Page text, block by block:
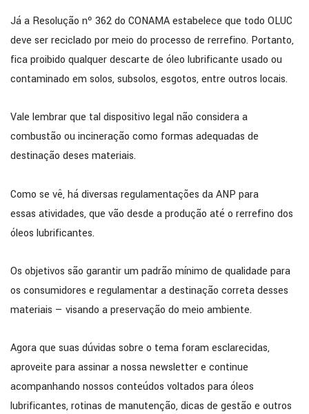
Já a Resolução nº 362 do CONAMA estabelece que todo OLUC
deve ser reciclado por meio do processo de rerrefino. Portanto,
fica proibido qualquer descarte de óleo lubrificante usado ou
contaminado em solos, subsolos, esgotos, entre outros locais.
Vale lembrar que tal dispositivo legal não considera a
combustão ou incineração como formas adequadas de
destinação deses materiais.
Como se vê, há diversas regulamentações da ANP para
essas atividades, que vão desde a produção até o rerrefino dos
óleos lubrificantes.
Os objetivos são garantir um padrão mínimo de qualidade para
os consumidores e regulamentar a destinação correta desses
materiais — visando a preservação do meio ambiente.
Agora que suas dúvidas sobre o tema foram esclarecidas,
aproveite para assinar a nossa newsletter e continue
acompanhando nossos conteúdos voltados para óleos
lubrificantes, rotinas de manutenção, dicas de gestão e outros